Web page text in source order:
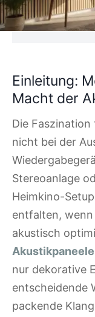
Einleitung:
Macht der
Die
nicht bei der
Stereoanlage
Heimkino-
entfalten, wenn
akustisch
Akustikpaneele
nur dekorative
entscheidende
packende